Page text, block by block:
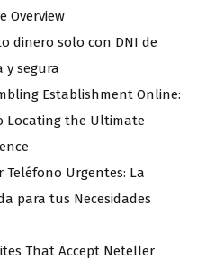
Overview
dinero solo con DNI de
y segura
Establishment Online:
Locating the Ultimate
Teléfono Urgentes: La
para tus Necesidades
That Accept Neteller